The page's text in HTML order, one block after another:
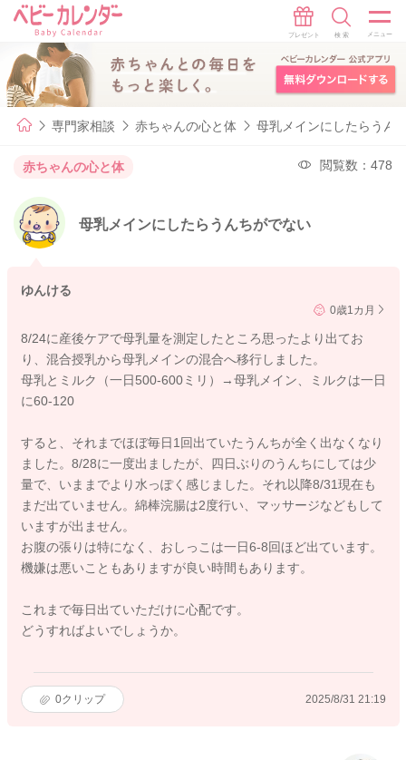
専門家相談 赤ちゃんの心と体 母乳メインにしたらうん
赤ちゃんの心と体 閲覧数：478
母乳メインにしたらうんちがでない
ゆんける
0歳1カ月
8/24に産後ケアで母乳量を測定したところ思ったより出てお
り、混合授乳から母乳メインの混合へ移行しました。
母乳とミルク（一日500-600ミリ）→母乳メイン、ミルクは一日
に60-120
すると、それまでほぼ毎日1回出ていたうんちが全く出なくなり
ました。8/28に一度出ましたが、四日ぶりのうんちにしては少
量で、いままでより水っぽく感じました。それ以降8/31現在も
まだ出ていません。綿棒浣腸は2度行い、マッサージなどもして
いますが出ません。
お腹の張りは特になく、おしっこは一日6-8回ほど出ています。
機嫌は悪いこともありますが良い時間もあります。
これまで毎日出ていただけに心配です。
どうすればよいでしょうか。
0クリップ 2025/8/31 21:19